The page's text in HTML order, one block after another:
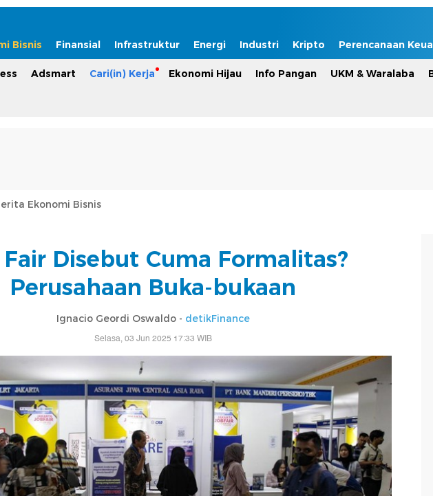
Bisnis Finansial Infrastruktur Energi Industri Kripto Perencanaan
Adsmart Cari(in) Kerja Ekonomi Hijau Info Pangan UKM & Waralaba
Ekonomi Bisnis
Disebut Cuma Formalitas?
Perusahaan Buka-bukaan
Ignacio Geordi Oswaldo - detikFinance
Selasa, 03 Jun 2025 17:33 WIB